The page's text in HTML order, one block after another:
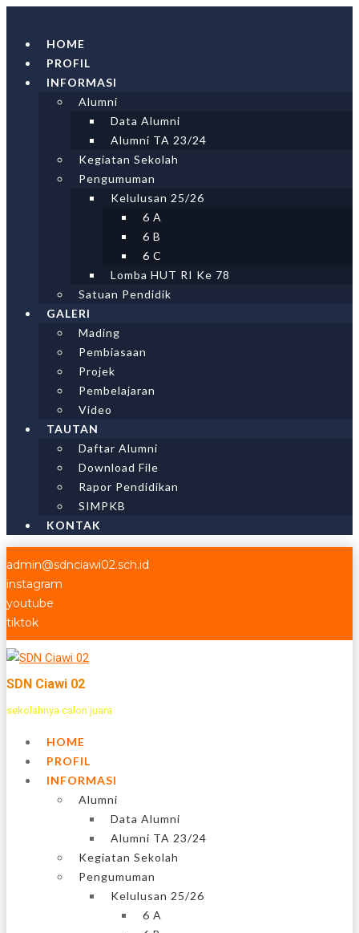
HOME
PROFIL
INFORMASI
Alumni
Data Alumni
Alumni TA 23/24
Kegiatan Sekolah
Pengumuman
Kelulusan 25/26
6 A
6 B
6 C
Lomba HUT RI Ke 78
Satuan Pendidik
GALERI
Mading
Pembiasaan
Projek
Pembelajaran
Video
TAUTAN
Daftar Alumni
Download File
Rapor Pendidikan
SIMPKB
KONTAK
admin@sdnciawi02.sch.id
instagram
youtube
tiktok
SDN Ciawi 02
sekolahnya calon juara
HOME
PROFIL
INFORMASI
Alumni
Data Alumni
Alumni TA 23/24
Kegiatan Sekolah
Pengumuman
Kelulusan 25/26
6 A